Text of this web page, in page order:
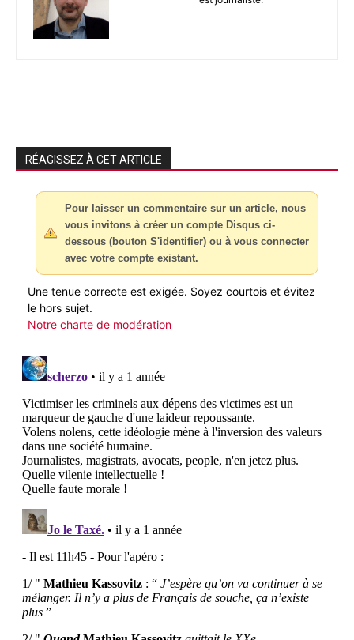
RÉAGISSEZ À CET ARTICLE
Pour laisser un commentaire sur un article, nous
vous invitons à créer un compte Disqus ci-
dessous (bouton S'identifier) ou à vous connecter
avec votre compte existant.
Une tenue correcte est exigée. Soyez courtois et évitez
le hors sujet.
Notre charte de modération